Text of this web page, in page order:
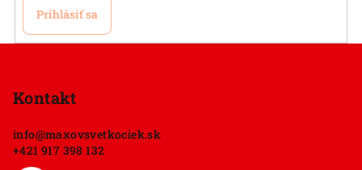
Prihlásiť sa
Kontakt
info@maxovsvetkociek.sk
+421 917 398 132